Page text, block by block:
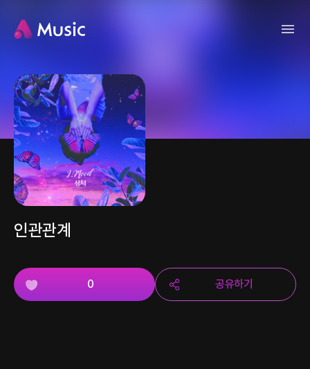
인관관계
0 공유하기